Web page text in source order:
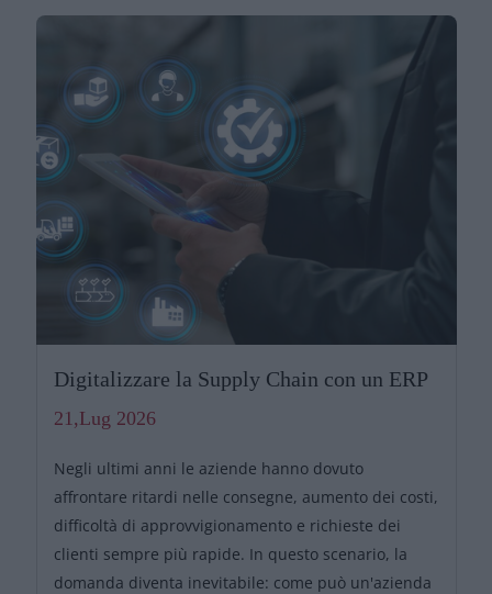
Digitalizzare la Supply Chain con un ERP
21,Lug 2026
Negli ultimi anni le aziende hanno dovuto
affrontare ritardi nelle consegne, aumento dei costi,
difficoltà di approvvigionamento e richieste dei
clienti sempre più rapide. In questo scenario, la
domanda diventa inevitabile: come può un'azienda